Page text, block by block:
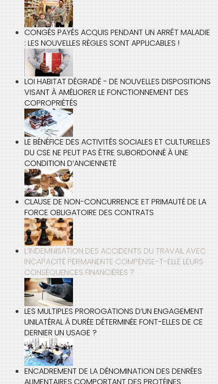
CONGÉS PAYÉS ACQUIS PENDANT UN ARRÊT MALADIE
: LES NOUVELLES RÈGLES SONT APPLICABLES !
LOI HABITAT DÉGRADÉ - DE NOUVELLES DISPOSITIONS
VISANT À AMÉLIORER LE FONCTIONNEMENT DES
COPROPRIÉTÉS
LE BÉNÉFICE DES ACTIVITÉS SOCIALES ET CULTURELLES
DU CSE NE PEUT PAS ÊTRE SUBORDONNÉ À UNE
CONDITION D’ANCIENNETÉ
CLAUSE DE NON-CONCURRENCE ET PRIMAUTÉ DE LA
FORCE OBLIGATOIRE DES CONTRATS
L’INDEMNISATION DES ACCIDENTS DU TRAVAIL AVEC
INCAPACITÉ PERMANENTE COMPENSE-T-ELLE LEURS
CONSÉQUENCES FINANCIÈRES ?
LES MULTIPLES PROROGATIONS D’UN ENGAGEMENT
UNILATÉRAL À DURÉE DÉTERMINÉE FONT-ELLES DE CE
DERNIER UN USAGE ?
ENCADREMENT DE LA DÉNOMINATION DES DENRÉES
ALIMENTAIRES COMPORTANT DES PROTÉINES